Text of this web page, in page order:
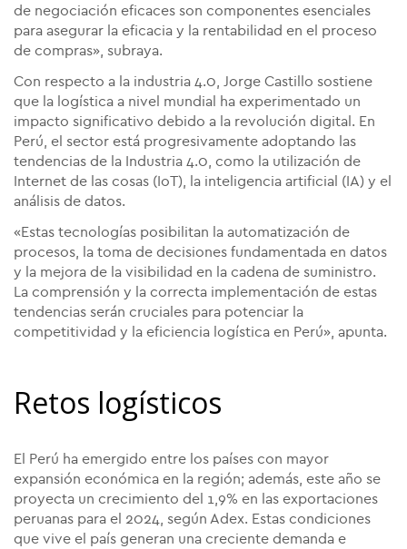
de negociación eficaces son componentes esenciales
para asegurar la eficacia y la rentabilidad en el proceso
de compras», subraya.
Con respecto a la industria 4.0, Jorge Castillo sostiene
que la logística a nivel mundial ha experimentado un
impacto significativo debido a la revolución digital. En
Perú, el sector está progresivamente adoptando las
tendencias de la Industria 4.0, como la utilización de
Internet de las cosas (IoT), la inteligencia artificial (IA) y el
análisis de datos.
«Estas tecnologías posibilitan la automatización de
procesos, la toma de decisiones fundamentada en datos
y la mejora de la visibilidad en la cadena de suministro.
La comprensión y la correcta implementación de estas
tendencias serán cruciales para potenciar la
competitividad y la eficiencia logística en Perú», apunta.
Retos logísticos
El Perú ha emergido entre los países con mayor
expansión económica en la región; además, este año se
proyecta un crecimiento del 1,9% en las exportaciones
peruanas para el 2024, según Adex. Estas condiciones
que vive el país generan una creciente demanda e